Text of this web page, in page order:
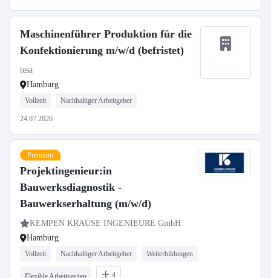
Maschinenführer Produktion für die
Konfektionierung m/w/d (befristet)
tesa
Hamburg
Vollzeit Nachhaltiger Arbeitgeber
24.07.2026
Premium
Projektingenieur:in
Bauwerksdiagnostik -
Bauwerkserhaltung (m/w/d)
KEMPEN KRAUSE INGENIEURE GmbH
Hamburg
Vollzeit Nachhaltiger Arbeitgeber Weiterbildungen
Flexible Arbeitszeiten 4